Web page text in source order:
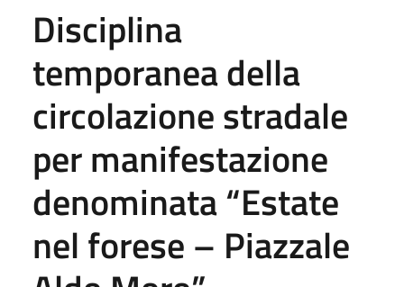
Disciplina
temporanea della
circolazione stradale
per manifestazione
denominata “Estate
nel forese – Piazzale